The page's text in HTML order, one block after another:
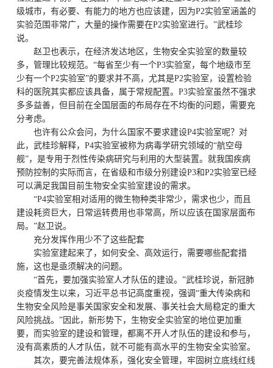
级城市，有必要、有能力的地方也应该建，因为P2实验室涵盖的
实验范围非常广，大量的操作需要在P2实验室进行。”武桂珍
说。
赵卫也表示，在经济发达地区，生物安全实验室的数量较
多，管理比较规范。“每省至少有一个P3实验室，每个地级市至
少有一个P2实验室”的要求并不高，尤其是P2实验室，设置检验
科的医院其实都应该具备，属于常规配置。P3实验室虽然不强求
多多益善，但目前在全国层面的布局存在不均衡的问题，需要充
分考虑。
也许有公众会问，为什么国家不要求建设P4实验室呢？对
此，武桂珍解释，P4实验室被称为病毒学研究领域的“航空母
舰”，是专用于烈性传染病研究与利用的大型装置。就我国疾病
预防控制的实际而言，在省级和市级分别建设P3和P2实验室已经
可以满足我国目前生物安全实验室建设的需求。
“P4实验室相对适用的微生物种类非常少，需求也少，而且
建设耗资巨大，日常运转费用也非常高，所以应该在国家层面布
局。”赵卫说。
充分发挥作用少不了这些配套
实验室建起来了，如何安全、高效运行，需要哪些配套措
施，这也是亟须解决的问题。
“首先，要加强实验室人才队伍的建设。”武桂珍说，新冠肺
炎疫情发生以来，习近平总书记高度重视，强调“重大传染病和
生物安全风险是事关国家安全和发展、事关社会大局稳定的重大
风险挑战。”因此，新形势下，生物安全实验室的地位更加重
要，而实验室的建设和管理，都离不开人才队伍的建设和参与，
没有高素质的人才队伍，就不可能有高水平的生物安全实验室。
其次，要完善法规体系，强化安全管理，牢固树立底线红线